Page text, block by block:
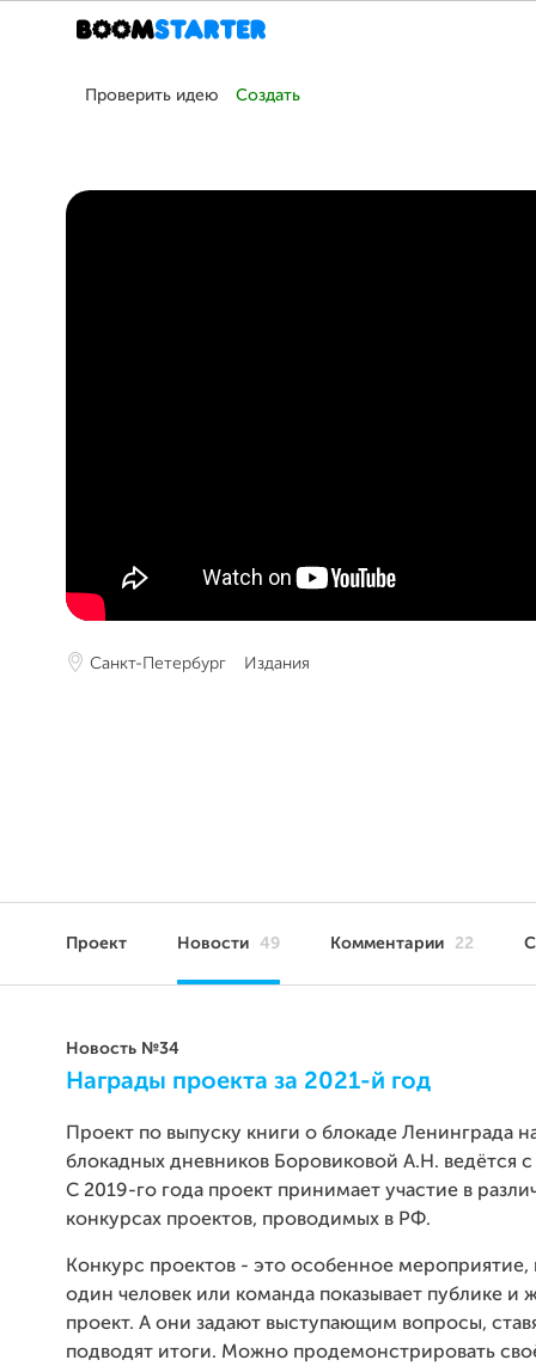
Проверить идею Создать
Санкт-Петербург Издания
Проект Новости 49 Комментарии 22
Новость №34
Награды проекта за 2021-й год
Проект по выпуску книги о блокаде Ленинграда
блокадных дневников Боровиковой А.Н. ведётся с
С 2019-го года проект принимает участие в
конкурсах проектов, проводимых в РФ.
Конкурс проектов - это особенное мероприятие,
один человек или команда показывает публике и
проект. А они задают выступающим вопросы,
подводят итоги. Можно продемонстрировать